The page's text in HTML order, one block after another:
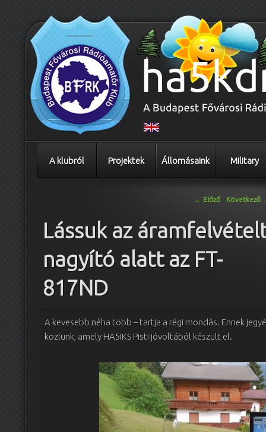
A klubról Projektek Állomásaink Military
← Előző Következő
Lássuk az
nagyító alatt az FT-
817ND
A kevesebb néha több – tartja a régi mondás. Ennek
közlünk, amely HA5IKS Pisti jóvoltából készült el.